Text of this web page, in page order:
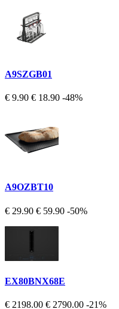
A9SZGB01
€ 9.90 € 18.90 -48%
A9OZBT10
€ 29.90 € 59.90 -50%
EX80BNX68E
€ 2198.00 € 2790.00 -21%